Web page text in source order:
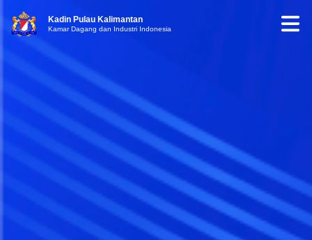
Kadin Pulau Kalimantan
Kamar Dagang dan Industri Indonesia